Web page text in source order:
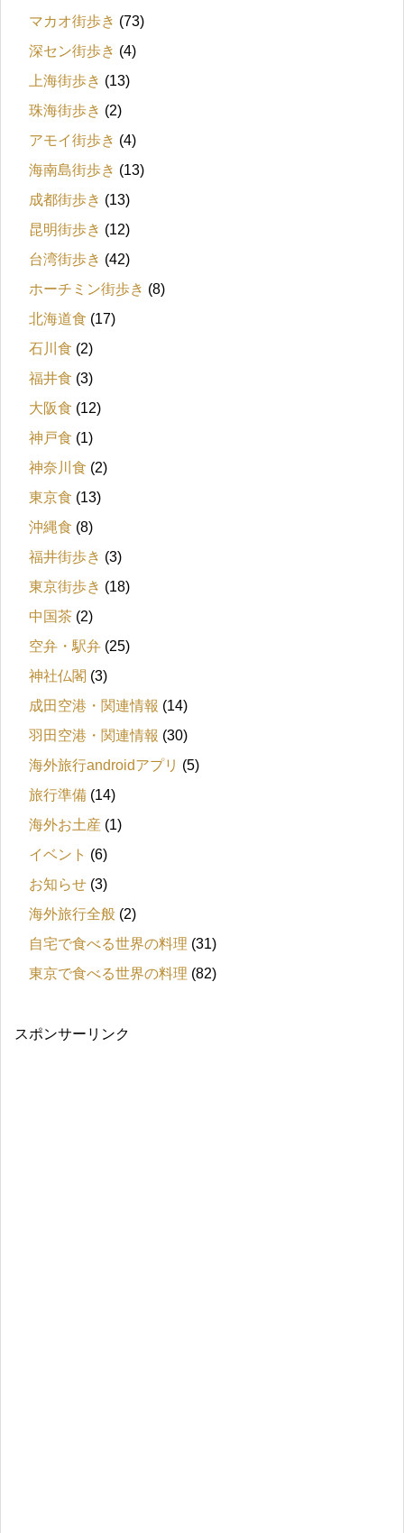
マカオ街歩き (73)
深セン街歩き (4)
上海街歩き (13)
珠海街歩き (2)
アモイ街歩き (4)
海南島街歩き (13)
成都街歩き (13)
昆明街歩き (12)
台湾街歩き (42)
ホーチミン街歩き (8)
北海道食 (17)
石川食 (2)
福井食 (3)
大阪食 (12)
神戸食 (1)
神奈川食 (2)
東京食 (13)
沖縄食 (8)
福井街歩き (3)
東京街歩き (18)
中国茶 (2)
空弁・駅弁 (25)
神社仏閣 (3)
成田空港・関連情報 (14)
羽田空港・関連情報 (30)
海外旅行androidアプリ (5)
旅行準備 (14)
海外お土産 (1)
イベント (6)
お知らせ (3)
海外旅行全般 (2)
自宅で食べる世界の料理 (31)
東京で食べる世界の料理 (82)
スポンサーリンク